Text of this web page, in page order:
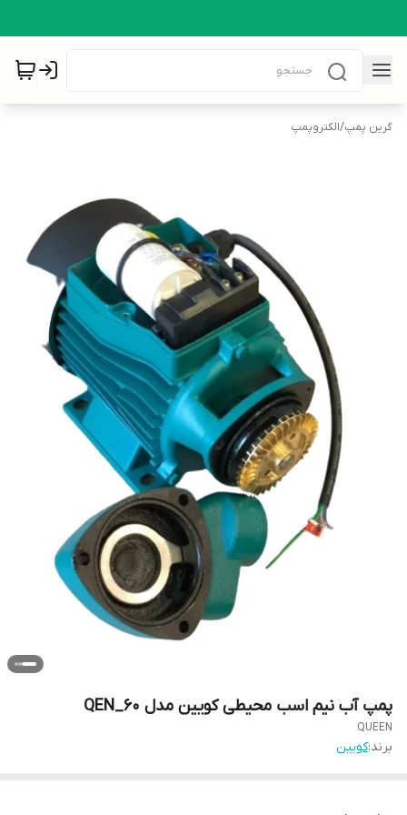
گرین پمپ/الکتروپمپ
پمپ آب نیم اسب محیطی کویین مدل QEN_60
QUEEN
برند:کویین